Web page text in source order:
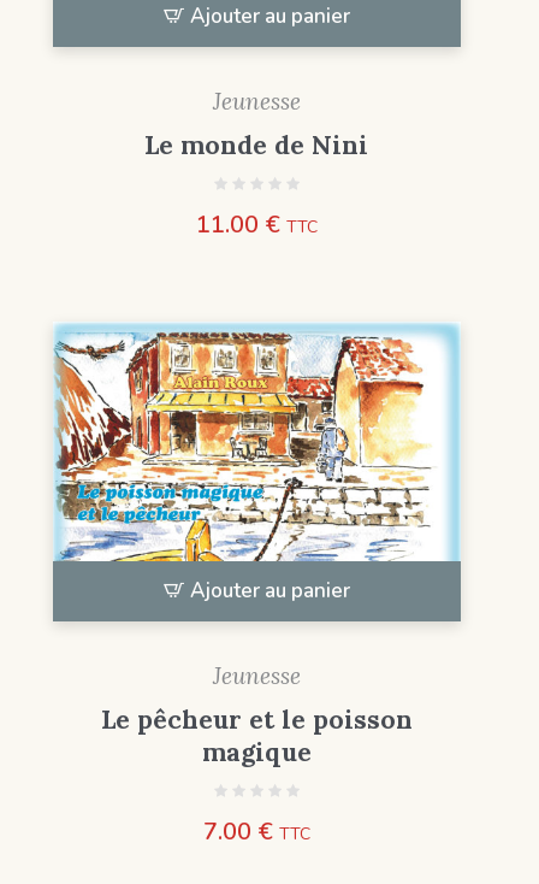
Ajouter au panier
Jeunesse
Le monde de Nini
11.00 € TTC
Ajouter au panier
Jeunesse
Le pêcheur et le poisson
magique
7.00 € TTC